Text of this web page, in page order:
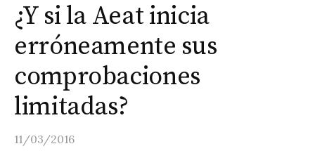
¿Y si la Aeat inicia
erróneamente sus
comprobaciones
limitadas?
11/03/2016